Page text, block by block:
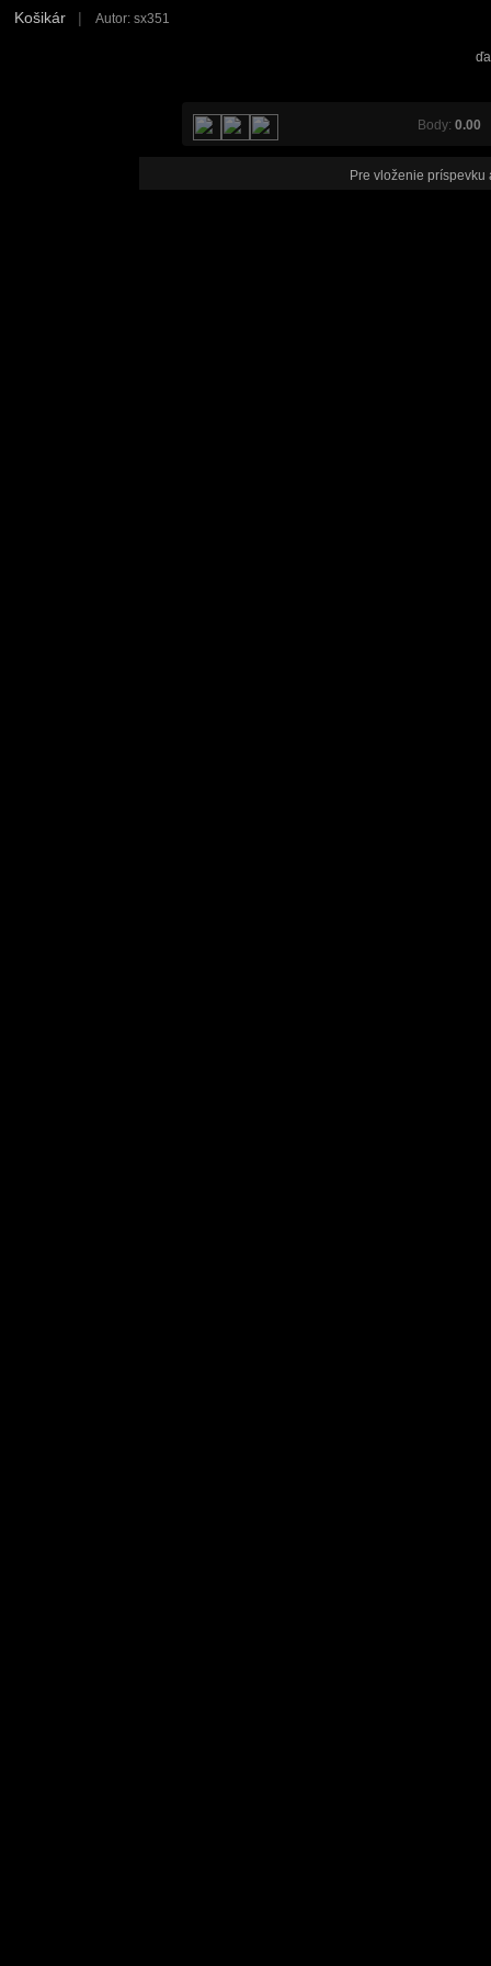
Košikár | Autor: sx351
Body: 0.00
Pre vloženie